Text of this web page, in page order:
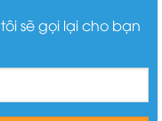
sẽ gọi lại cho bạn